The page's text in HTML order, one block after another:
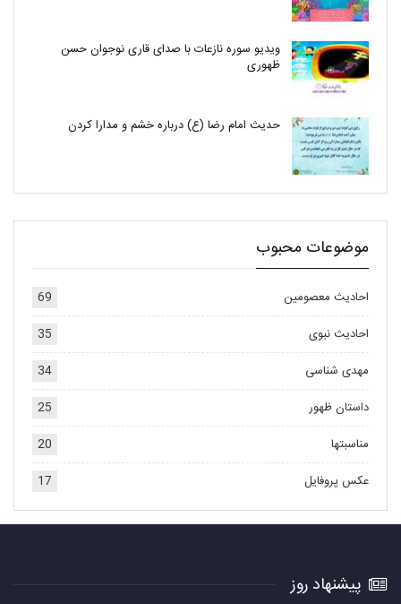
ویدیو سوره نازعات با صدای قاری نوجوان حسن
ظهوری
حدیث امام رضا (ع) درباره خشم و مدارا کردن
موضوعات محبوب
احادیث معصومین
69
احادیث نبوی
35
مهدی شناسی
34
داستان ظهور
25
مناسبتها
20
عکس پروفایل
17
پیشنهاد روز